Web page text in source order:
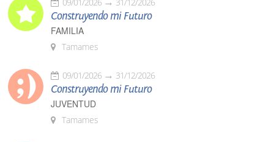
Construyendo mi Futuro
FAMILIA
Tamames
09/01/2026 31/12/2026
Construyendo mi Futuro
JUVENTUD
Tamames